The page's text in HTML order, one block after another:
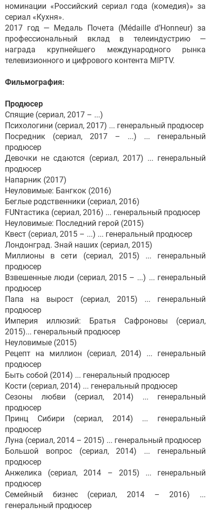
номинации «Российский сериал года (комедия)» за
сериал «Кухня».
2017 год — Медаль Почета (Médaille d’Honneur) за
профессиональный вклад в телеиндустрию —
награда крупнейшего международного рынка
телевизионного и цифрового контента MIPTV.
Фильмография:
Продюсер
Спящие (сериал, 2017 – ...)
Психологини (сериал, 2017) ... генеральный продюсер
Посредник (сериал, 2017 – ...) ... генеральный
продюсер
Девочки не сдаются (сериал, 2017) ... генеральный
продюсер
Напарник (2017)
Неуловимые: Бангкок (2016)
Беглые родственники (сериал, 2016)
FUNтастика (сериал, 2016) ... генеральный продюсер
Неуловимые: Последний герой (2015)
Квест (сериал, 2015 – ...) ... генеральный продюсер
Лондонград. Знай наших (сериал, 2015)
Миллионы в сети (сериал, 2015) ... генеральный
продюсер
Взвешенные люди (сериал, 2015 – ...) ... генеральный
продюсер
Папа на вырост (сериал, 2015) ... генеральный
продюсер
Империя иллюзий: Братья Сафроновы (сериал,
2015)... генеральный продюсер
Неуловимые (2015)
Рецепт на миллион (сериал, 2014) ... генеральный
продюсер
Быть собой (2014) ... генеральный продюсер
Кости (сериал, 2014) ... генеральный продюсер
Сезоны любви (сериал, 2014) ... генеральный
продюсер
Принц Сибири (сериал, 2014) ... генеральный
продюсер
Луна (сериал, 2014 – 2015) ... генеральный продюсер
Большой вопрос (сериал, 2014) ... генеральный
продюсер
Анжелика (сериал, 2014 – 2015) ... генеральный
продюсер
Семейный бизнес (сериал, 2014 – 2016) ...
генеральный продюсер